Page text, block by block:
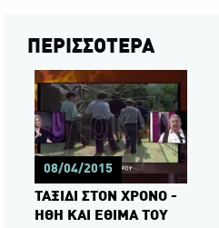
ΠΕΡΙΣΣΟΤΕΡΑ
08/04/2015
ΤΑΞΙΔΙ ΣΤΟΝ ΧΡΟΝΟ -
ΗΘΗ ΚΑΙ ΕΘΙΜΑ ΤΟΥ